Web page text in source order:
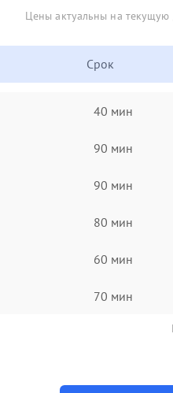
Цены актуальны на текущую
Срок
40 мин
90 мин
90 мин
80 мин
60 мин
70 мин